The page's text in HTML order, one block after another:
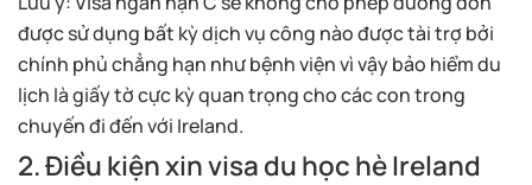
được sử dụng bất kỳ dịch vụ công nào được tài trợ bởi
chính phủ chẳng hạn như bệnh viện vì vậy bảo hiểm du
lịch là giấy tờ cực kỳ quan trọng cho các con trong
chuyến đi đến với Ireland.
2. Điều kiện xin visa du học hè Ireland